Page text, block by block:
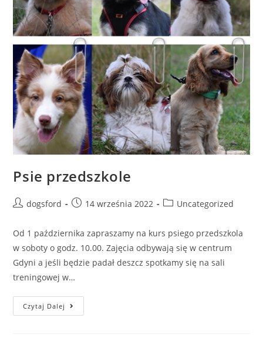
Psie przedszkole
Postdogsford
Post14 września 2022
PostUncategorized
Od 1 października zapraszamy na kurs psiego przedszkola
w soboty o godz. 10.00. Zajęcia odbywają się w centrum
Gdyni a jeśli będzie padał deszcz spotkamy się na sali
treningowej w…
Czytaj Dalej Psie
Przedszkole